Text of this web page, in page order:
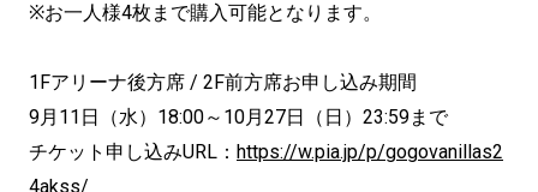
※お一人様4枚まで購入可能となります。
1Fアリーナ後方席 / 2F前方席お申し込み期間
9月11日（水）18:00～10月27日（日）23:59まで
チケット申し込みURL： https://w.pia.jp/p/gogovanillas2
4akss/